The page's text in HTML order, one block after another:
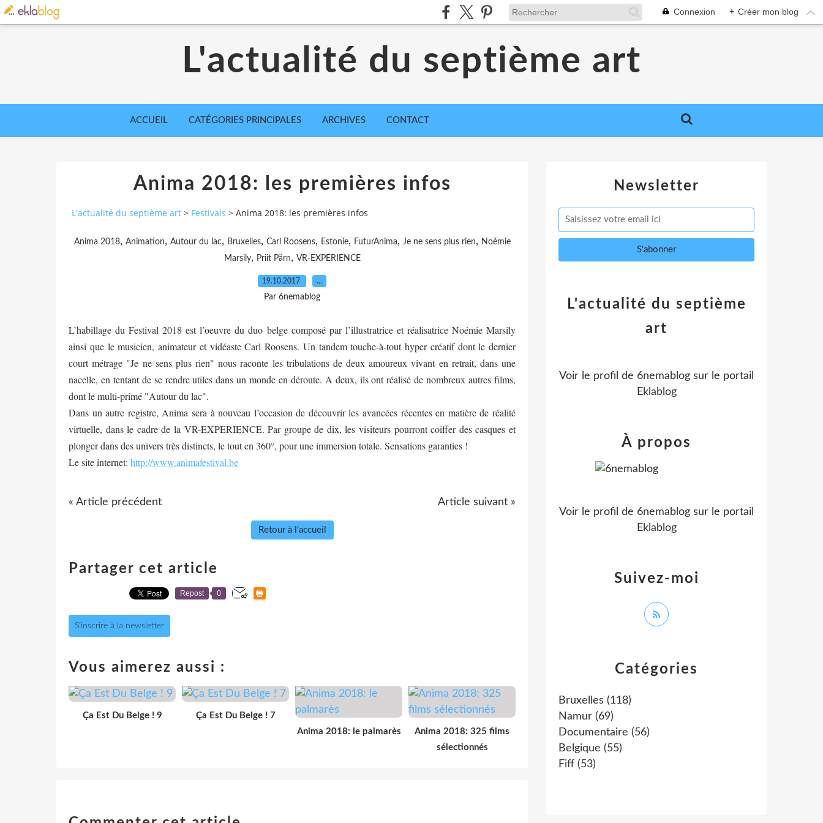
Connexion + Créer mon blog
L'actualité du septième art
ACCUEIL CATÉGORIES PRINCIPALES ARCHIVES CONTACT
Anima 2018: les premières infos
L'actualité du septième art > Festivals > Anima 2018: les premières infos
Anima 2018, Animation, Autour du lac, Bruxelles, Carl Roosens, Estonie, FuturAnima, Je ne sens plus rien, Noémie
Marsily, Priit Pärn, VR-EXPERIENCE
19.10.2017 …
Par 6nemablog
L’habillage du Festival 2018 est l’oeuvre du duo belge composé par l’illustratrice et réalisatrice Noémie Marsily
ainsi que le musicien, animateur et vidéasteCarl Roosens. Un tandem touche-à-tout hyper créatif dont le dernier
court métrage "Je ne sens plus rien" nous raconte les tribulations de deux amoureux vivant en retrait, dans une
nacelle, en tentant de se rendre utiles dans un monde en déroute. A deux, ils ont réalisé de nombreux autres films,
dont le multi-primé "Autour du lac".
Dans un autre registre, Anima sera à nouveau l’occasion de découvrir les avancées récentes en matière de réalité
virtuelle, dans le cadre de la VR-EXPERIENCE. Par groupe de dix, les visiteurs pourront coiffer des casques et
plonger dans des univers très distincts, le tout en 360°, pour une immersion totale. Sensations garanties !
Le site internet: http://www.animafestival.be
« Article précédent Article suivant »
Retour à l'accueil
Partager cet article
Repost 0
S'inscrire à la newsletter
Vous aimerez aussi :
Ça Est Du Belge ! 9
Ça Est Du Belge ! 7
Anima 2018: le palmarès
Anima 2018: 325 films
sélectionnés
Newsletter
Catégories
Bruxelles (118)
Namur (69)
Documentaire (56)
Belgique (55)
Fiff (53)
L'actualité du septième
art
Voir le profil de 6nemablog sur le portail
Eklablog
Suivez-moi
À propos
Voir le profil de 6nemablog sur le portail
Eklablog